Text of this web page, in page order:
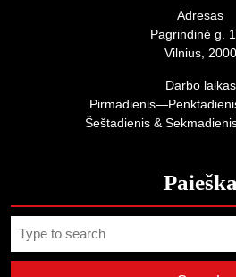
Adresas
Pagrindinė g.
Vilnius, 2000
Darbo laikas
Šeštadienis &
Paieška
for: